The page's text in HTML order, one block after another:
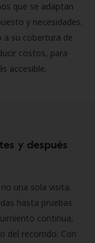
que se adaptan
y necesidades.
su cobertura de
costos, para
accesible.
y después
una sola visita.
hasta pruebas
continua,
del recorrido. Con